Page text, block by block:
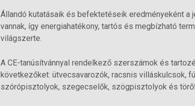
Állandó kutatásaik és befektetéseik eredményeként
vannak, így energiahatékony, tartós és megbízható
világszerte.
A CE-tanúsítvánnyal rendelkező szerszámok és
következőket: ütvecsavarozók, racsnis villáskulcsok,
szórópisztolyok, szegecselők, szögpisztolyok és